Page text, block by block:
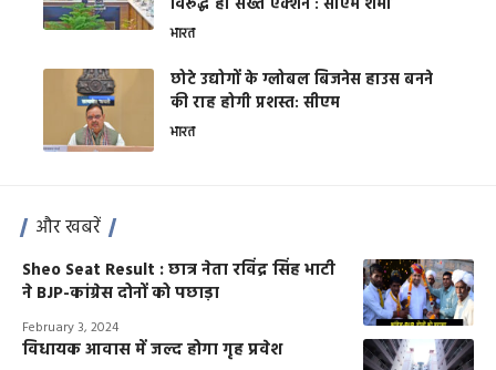
विरूद्ध हो सख्त एक्शन : सीएम शर्मा
भारत
छोटे उद्योगों के ग्लोबल बिजनेस हाउस बनने
की राह होगी प्रशस्त: सीएम
भारत
और खबरें
Sheo Seat Result : छात्र नेता रविंद्र सिंह भाटी
ने BJP-कांग्रेस दोनों को पछाड़ा
February 3, 2024
विधायक आवास में जल्द होगा गृह प्रवेश